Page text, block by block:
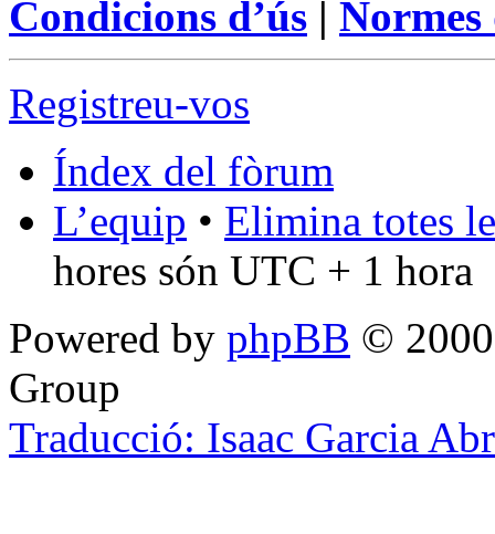
Condicions d’ús | Normes
Registreu-vos
Índex del fòrum
L’equip • Elimina totes
hores són UTC + 1 hora
Powered by phpBB ©
Group
Traducció: Isaac Garcia